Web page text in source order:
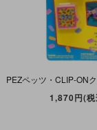
1,870円(税